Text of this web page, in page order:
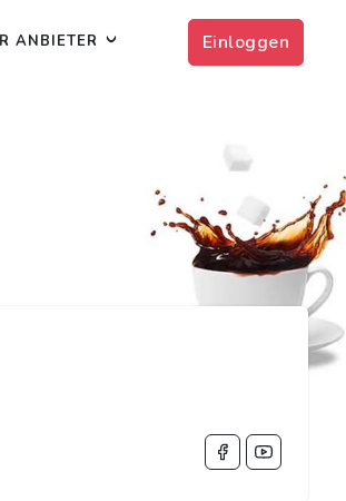
Einloggen
ANBIETER